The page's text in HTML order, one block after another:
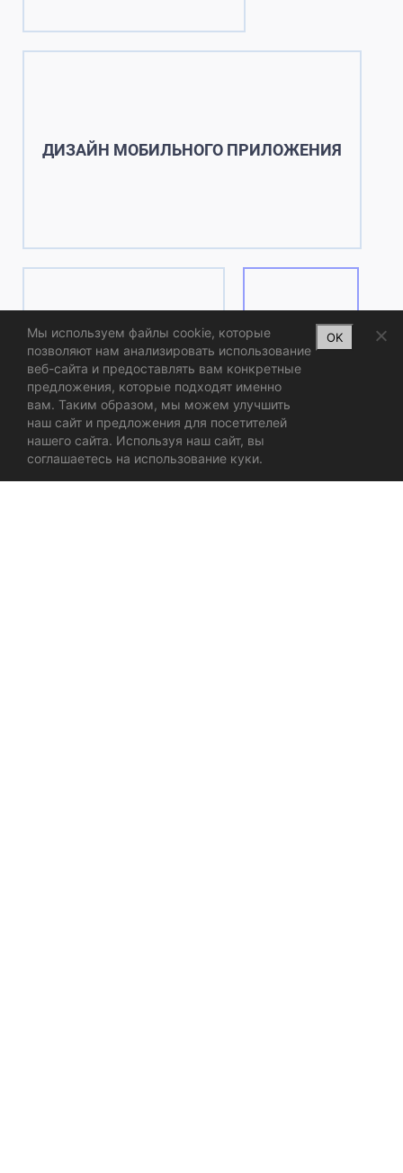
ДИЗАЙН МОБИЛЬНОГО ПРИЛОЖЕНИЯ
ИНТЕРНЕТ МАГАЗИН ЛЕНДИНГ
Мы используем файлы cookie, которые
позволяют нам анализировать использование
веб-сайта и предоставлять вам конкретные
предложения, которые подходят именно
вам. Таким образом, мы можем улучшить
наш сайт и предложения для посетителей
нашего сайта. Используя наш сайт, вы
соглашаетесь на использование куки.
OK